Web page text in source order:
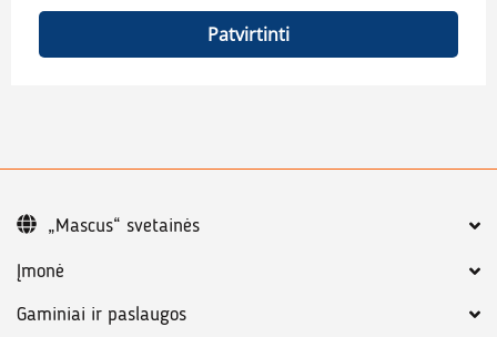
Patvirtinti
Įmonė
Gaminiai ir paslaugos
„Mascus“ svetainės